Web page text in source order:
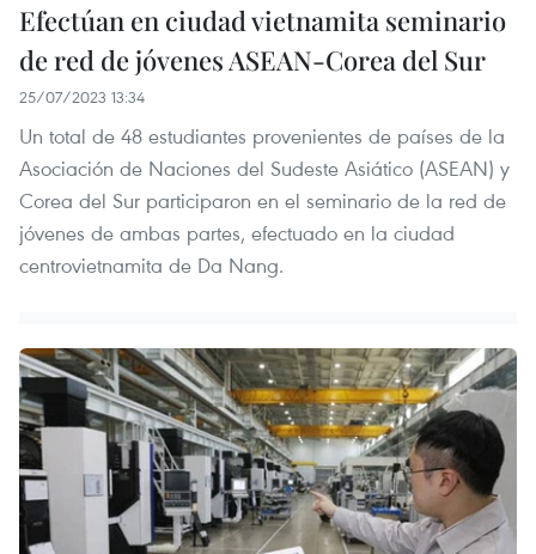
Efectúan en ciudad vietnamita seminario
de red de jóvenes ASEAN-Corea del Sur
25/07/2023 13:34
Un total de 48 estudiantes provenientes de países de la
Asociación de Naciones del Sudeste Asiático (ASEAN) y
Corea del Sur participaron en el seminario de la red de
jóvenes de ambas partes, efectuado en la ciudad
centrovietnamita de Da Nang.